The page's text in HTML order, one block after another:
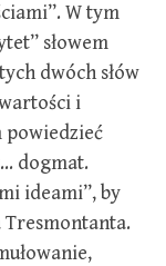
W tym
słowem
dwóch słów
i
powiedzieć
dogmat.
ideami”, by
Tresmontanta.